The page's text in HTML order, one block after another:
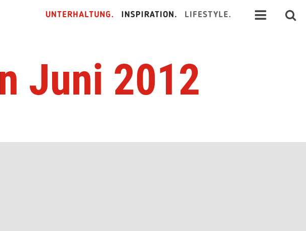
UNTERHALTUNG. INSPIRATION. LIFESTYLE.
Juni 2012